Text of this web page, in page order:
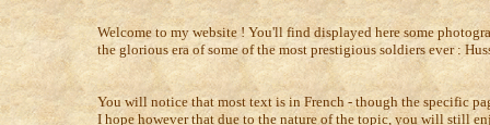
Welcome to my website ! You'll find displayed here some
the glorious era of some of the most prestigious soldiers ever :
You will notice that most text is in French - though the specific
I hope however that due to the nature of the topic, you will still